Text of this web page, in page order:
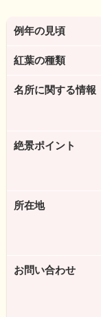
例年の見頃
紅葉の種類
名所に関する情報
絶景ポイント
所在地
お問い合わせ